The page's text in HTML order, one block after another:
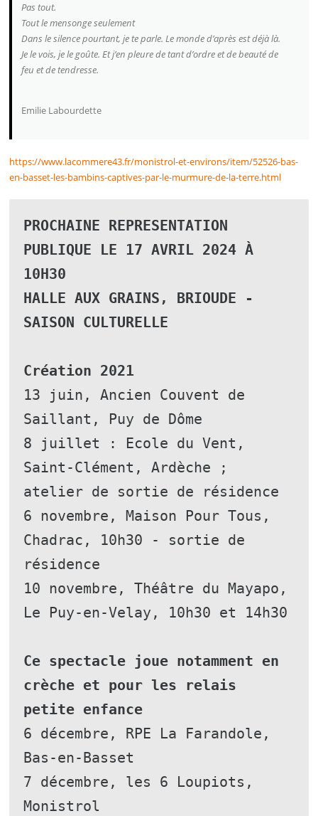
Pas tout.
Tout le mensonge seulement
Dans le silence pourtant, je te parle. Le monde d’après est déjà là.
Je le vois, je le goûte. Et j’en pleure de tant d’ordre et de beauté de
feu et de tendresse.
Emilie Labourdette
https://www.lacommere43.fr/monistrol-et-environs/item/52526-bas-
en-basset-les-bambins-captives-par-le-murmure-de-la-terre.html
PROCHAINE REPRESENTATION
PUBLIQUE LE 17 AVRIL 2024 À
10H30
HALLE AUX GRAINS, BRIOUDE -
SAISON CULTURELLE
Création 2021
13 juin, Ancien Couvent de
Saillant, Puy de Dôme
8 juillet : Ecole du Vent,
Saint-Clément, Ardèche ;
atelier de sortie de résidence
6 novembre, Maison Pour Tous,
Chadrac, 10h30 - sortie de
résidence
10 novembre, Théâtre du Mayapo,
Le Puy-en-Velay, 10h30 et 14h30
Ce spectacle joue notamment en
crèche et pour les relais
petite enfance
6 décembre, RPE La Farandole,
Bas-en-Basset
7 décembre, les 6 Loupiots,
Monistrol